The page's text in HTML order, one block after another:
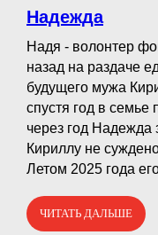
Надежда
Надя - волонтер
назад на раздаче
будущего мужа
спустя год в
через год
Кириллу не
Летом 2025 года
ЧИТАТЬ ДАЛЬШЕ